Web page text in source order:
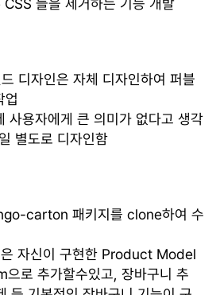
디자인은 자체 디자인하여 퍼블
업
사용자에게 큰 의미가 없다고 생각
별도로 디자인함
carton 패키지를 clone하여 수
자신이 구현한 Product Model
으로 추가할수있고, 장바구니 추